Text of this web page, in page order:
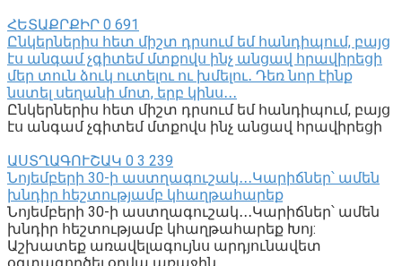
ՀԵՏԱՔՐՔԻՐ 0 691
Ընկերներիս հետ միշտ դրսում եմ հանդիպում, բայց
էս անգամ չգիտեմ մտքովս ինչ անցավ հրավիրեցի
մեր տուն ձուկ ուտելու ու խմելու․ Դեռ նոր էինք
նստել սեղանի մոտ, երբ կինս․․․
Ընկերներիս հետ միշտ դրսում եմ հանդիպում, բայց
էս անգամ չգիտեմ մտքովս ինչ անցավ հրավիրեցի
ԱՍՏՂԱԳՈՒՇԱԿ 0 3 239
Նոյեմբերի 30-ի աստղագուշակ․․․Կարիճներ՝ ամեն
խնդիր հեշտությամբ կհաղթահարեք
Նոյեմբերի 30-ի աստղագուշակ․․․Կարիճներ՝ ամեն
խնդիր հեշտությամբ կհաղթահարեք Խոյ:
Աշխատեք առավելագույնս արդյունավետ